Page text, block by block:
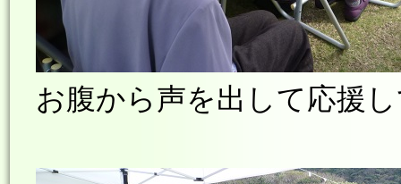
お腹から声を出して応援